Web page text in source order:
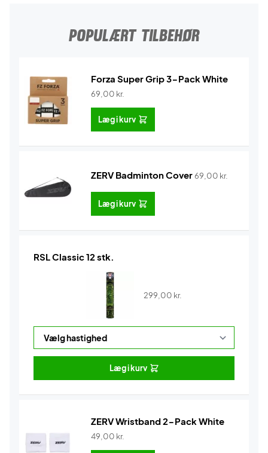
POPULÆRT TILBEHØR
Forza Super Grip 3-Pack White
69,00 kr.
Læg i kurv
ZERV Badminton Cover69,00 kr.
Læg i kurv
RSL Classic 12 stk.
299,00 kr.
Læg i kurv
ZERV Wristband 2-Pack White
49,00 kr.